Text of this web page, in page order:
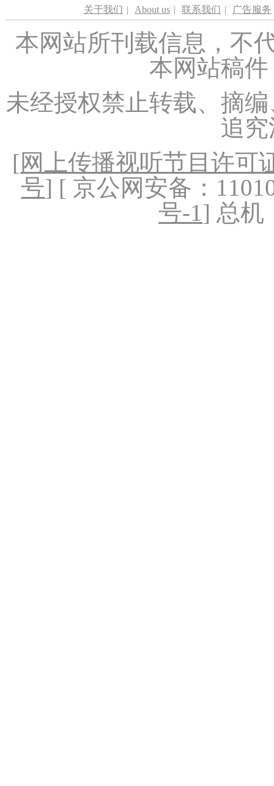
关于我们 | About us | 联系我们 | 广告服务
本网站所刊载信息，不
本网站稿
未经授权禁止转载、摘
追
[网上传播视听节目许可
号] [ 京公网安备：
号-1] 总机